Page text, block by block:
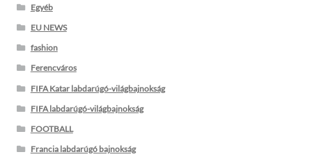
Egyéb
EU NEWS
fashion
Ferencváros
FIFA Katar labdarúgó-világbajnokság
FIFA labdarúgó-világbajnokság
FOOTBALL
Francia labdarúgó bajnokság